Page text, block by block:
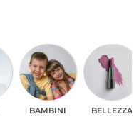
BAMBINI BELLEZZA